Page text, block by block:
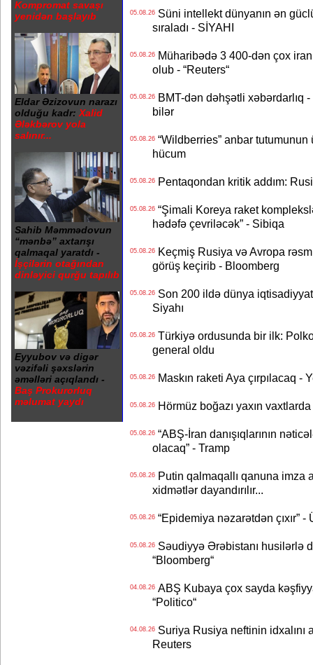
Kompromat savaşı
yenidən başlayıb
Eldar Əzizovun narazı
olduğu kadr: Xalid
Ələkbərov yola
salınır...
Sahib Məmmədovun
“mənbə” axtarışı
qalmaqal yaratdı -
İşçilərin otağından
dinləyici qurğu tapılıb
Eyyubov və digər
vəzifəli şəxslərin
əməlləri açıqlandı -
Baş Prokurorluq
məlumat yaydı
05.08.26Süni intellekt dünyanın ən
sıraladı - SİYAHI
05.08.26Müharibədə 3 400-dən çox
olub - “Reuters“
05.08.26BMT-dən dəhşətli xəbərdarlıq
bilər
05.08.26“Wildberries” anbar tutumunun
hücum
05.08.26Pentaqondan kritik addım:
05.08.26“Şimali Koreya raket
hədəfə çevriləcək” - Sibiqa
05.08.26Keçmiş Rusiya və Avropa
görüş keçirib - Bloomberg
05.08.26Son 200 ildə dünya
Siyahı
05.08.26Türkiyə ordusunda bir ilk:
general oldu
05.08.26Maskın raketi Aya çırpılacaq -
05.08.26Hörmüz boğazı yaxın
05.08.26“ABŞ-İran danışıqlarının
olacaq” - Tramp
05.08.26Putin qalmaqallı qanuna imza
xidmətlər dayandırılır...
05.08.26“Epidemiya nəzarətdən çıxır” -
05.08.26Səudiyyə Ərəbistanı husilərlə
“Bloomberg“
04.08.26ABŞ Kubaya çox sayda
“Politico“
04.08.26Suriya Rusiya neftinin idxalını
Reuters